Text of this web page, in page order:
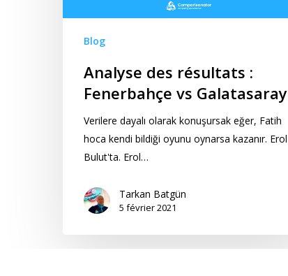
Blog
Analyse des résultats :
Fenerbahçe vs Galatasaray
Verilere dayalı olarak konuşursak eğer, Fatih
hoca kendi bildiği oyunu oynarsa kazanır. Erol
Bulut'ta. Erol…
Tarkan Batgün
5 février 2021